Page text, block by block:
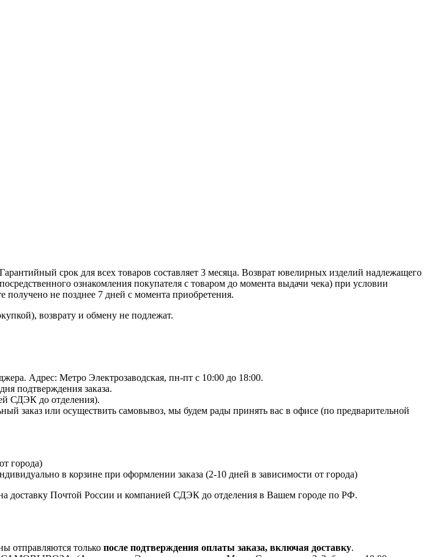
срок для всех товаров составляет 3 месяца. Возврат ювелирных изделий надлежащего
ознакомления покупателя с товаром до момента выдачи чека) при условии
получено не позднее 7 дней с момента приобретения.
возврату и обмену не подлежат.
Адрес: Метро Электрозаводская, пн-пт с 10:00 до 18:00.
подтверждения заказа.
СДЭК до отделения).
заказ или осуществить самовывоз, мы будем рады принять вас в офисе (по предварительной
города)
в корзине при оформлении заказа (2-10 дней в зависимости от города)
на доставку Почтой России и компанией СДЭК до отделения в Вашем городе по РФ.
отправляются только после подтверждения оплаты заказа, включая доставку.